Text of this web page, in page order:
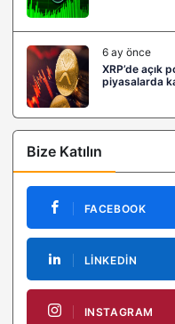
6 ay önce
XRP’de açık
piyasalarda
Bize Katılın
FACEBOOK
LINKEDIN
INSTAGRAM